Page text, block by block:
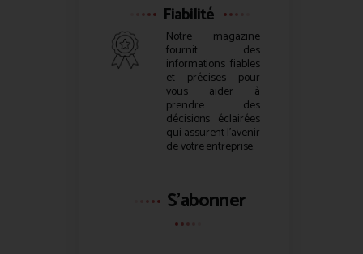
Fiabilité
Notre magazine
fournit des
informations fiables
et précises pour
vous aider à
prendre des
décisions éclairées
qui assurent l’avenir
de votre entreprise.
S'abonner